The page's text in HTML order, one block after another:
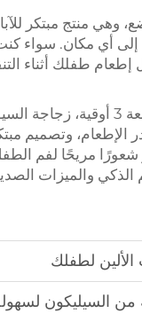
وهي منتج مبتكر
أي مكان. سواء
إطعام طفلك أثناء
زجاجة الرضاعة
الإطعام، وتصميم
الذكي والميزات
الألين لطفلك
السيليكون